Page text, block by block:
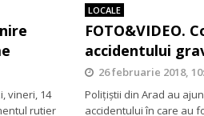
vineri, 14
rutier
LOCALE
FOTO&VIDEO.
accidentului
26 februarie 2018,
Polițiștii din Arad au
accidentului în care au